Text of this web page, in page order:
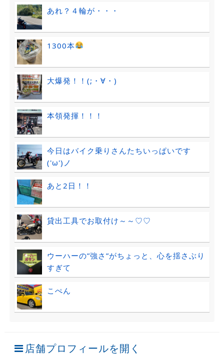
あれ？４輪が・・・
1300本
大爆発！！(;・∀・)
本領発揮！！！
今日はバイク乗りさんたちいっぱいです
('ω')ノ
あと2日！！
貸出工具でお取付け～～♡♡
ウーハーの”強さ”がちょっと、心を揺さぶり
すぎて
こぺん
店舗プロフィールを開く